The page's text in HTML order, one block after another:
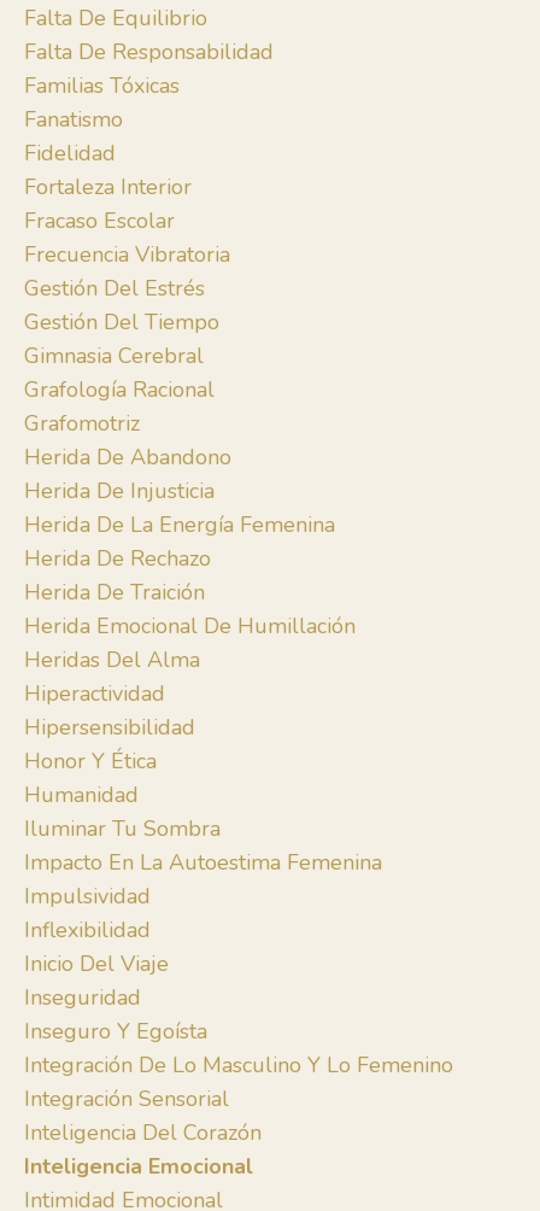
Falta De Equilibrio
Falta De Responsabilidad
Familias Tóxicas
Fanatismo
Fidelidad
Fortaleza Interior
Fracaso Escolar
Frecuencia Vibratoria
Gestión Del Estrés
Gestión Del Tiempo
Gimnasia Cerebral
Grafología Racional
Grafomotriz
Herida De Abandono
Herida De Injusticia
Herida De La Energía Femenina
Herida De Rechazo
Herida De Traición
Herida Emocional De Humillación
Heridas Del Alma
Hiperactividad
Hipersensibilidad
Honor Y Ética
Humanidad
Iluminar Tu Sombra
Impacto En La Autoestima Femenina
Impulsividad
Inflexibilidad
Inicio Del Viaje
Inseguridad
Inseguro Y Egoísta
Integración De Lo Masculino Y Lo Femenino
Integración Sensorial
Inteligencia Del Corazón
Inteligencia Emocional
Intimidad Emocional